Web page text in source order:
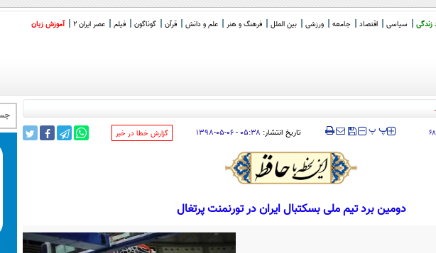
زندگی سیاسی اقتصاد جامعه ورزشی بین الملل فرهنگ و هنر علم و دانش قرآن گوناگون فیلم عصر ایران 2 آموزش زبان
خالی خبرنگا
‍‍‍ پپ تاریخ انتشار: ۰۵:۳۸ - ۰۶-۰۵-۱۳۹۸ ‌گزارش خطا در خبر
دومین برد تیم ملی بسکتبال ایران در تورنمنت پرتغال